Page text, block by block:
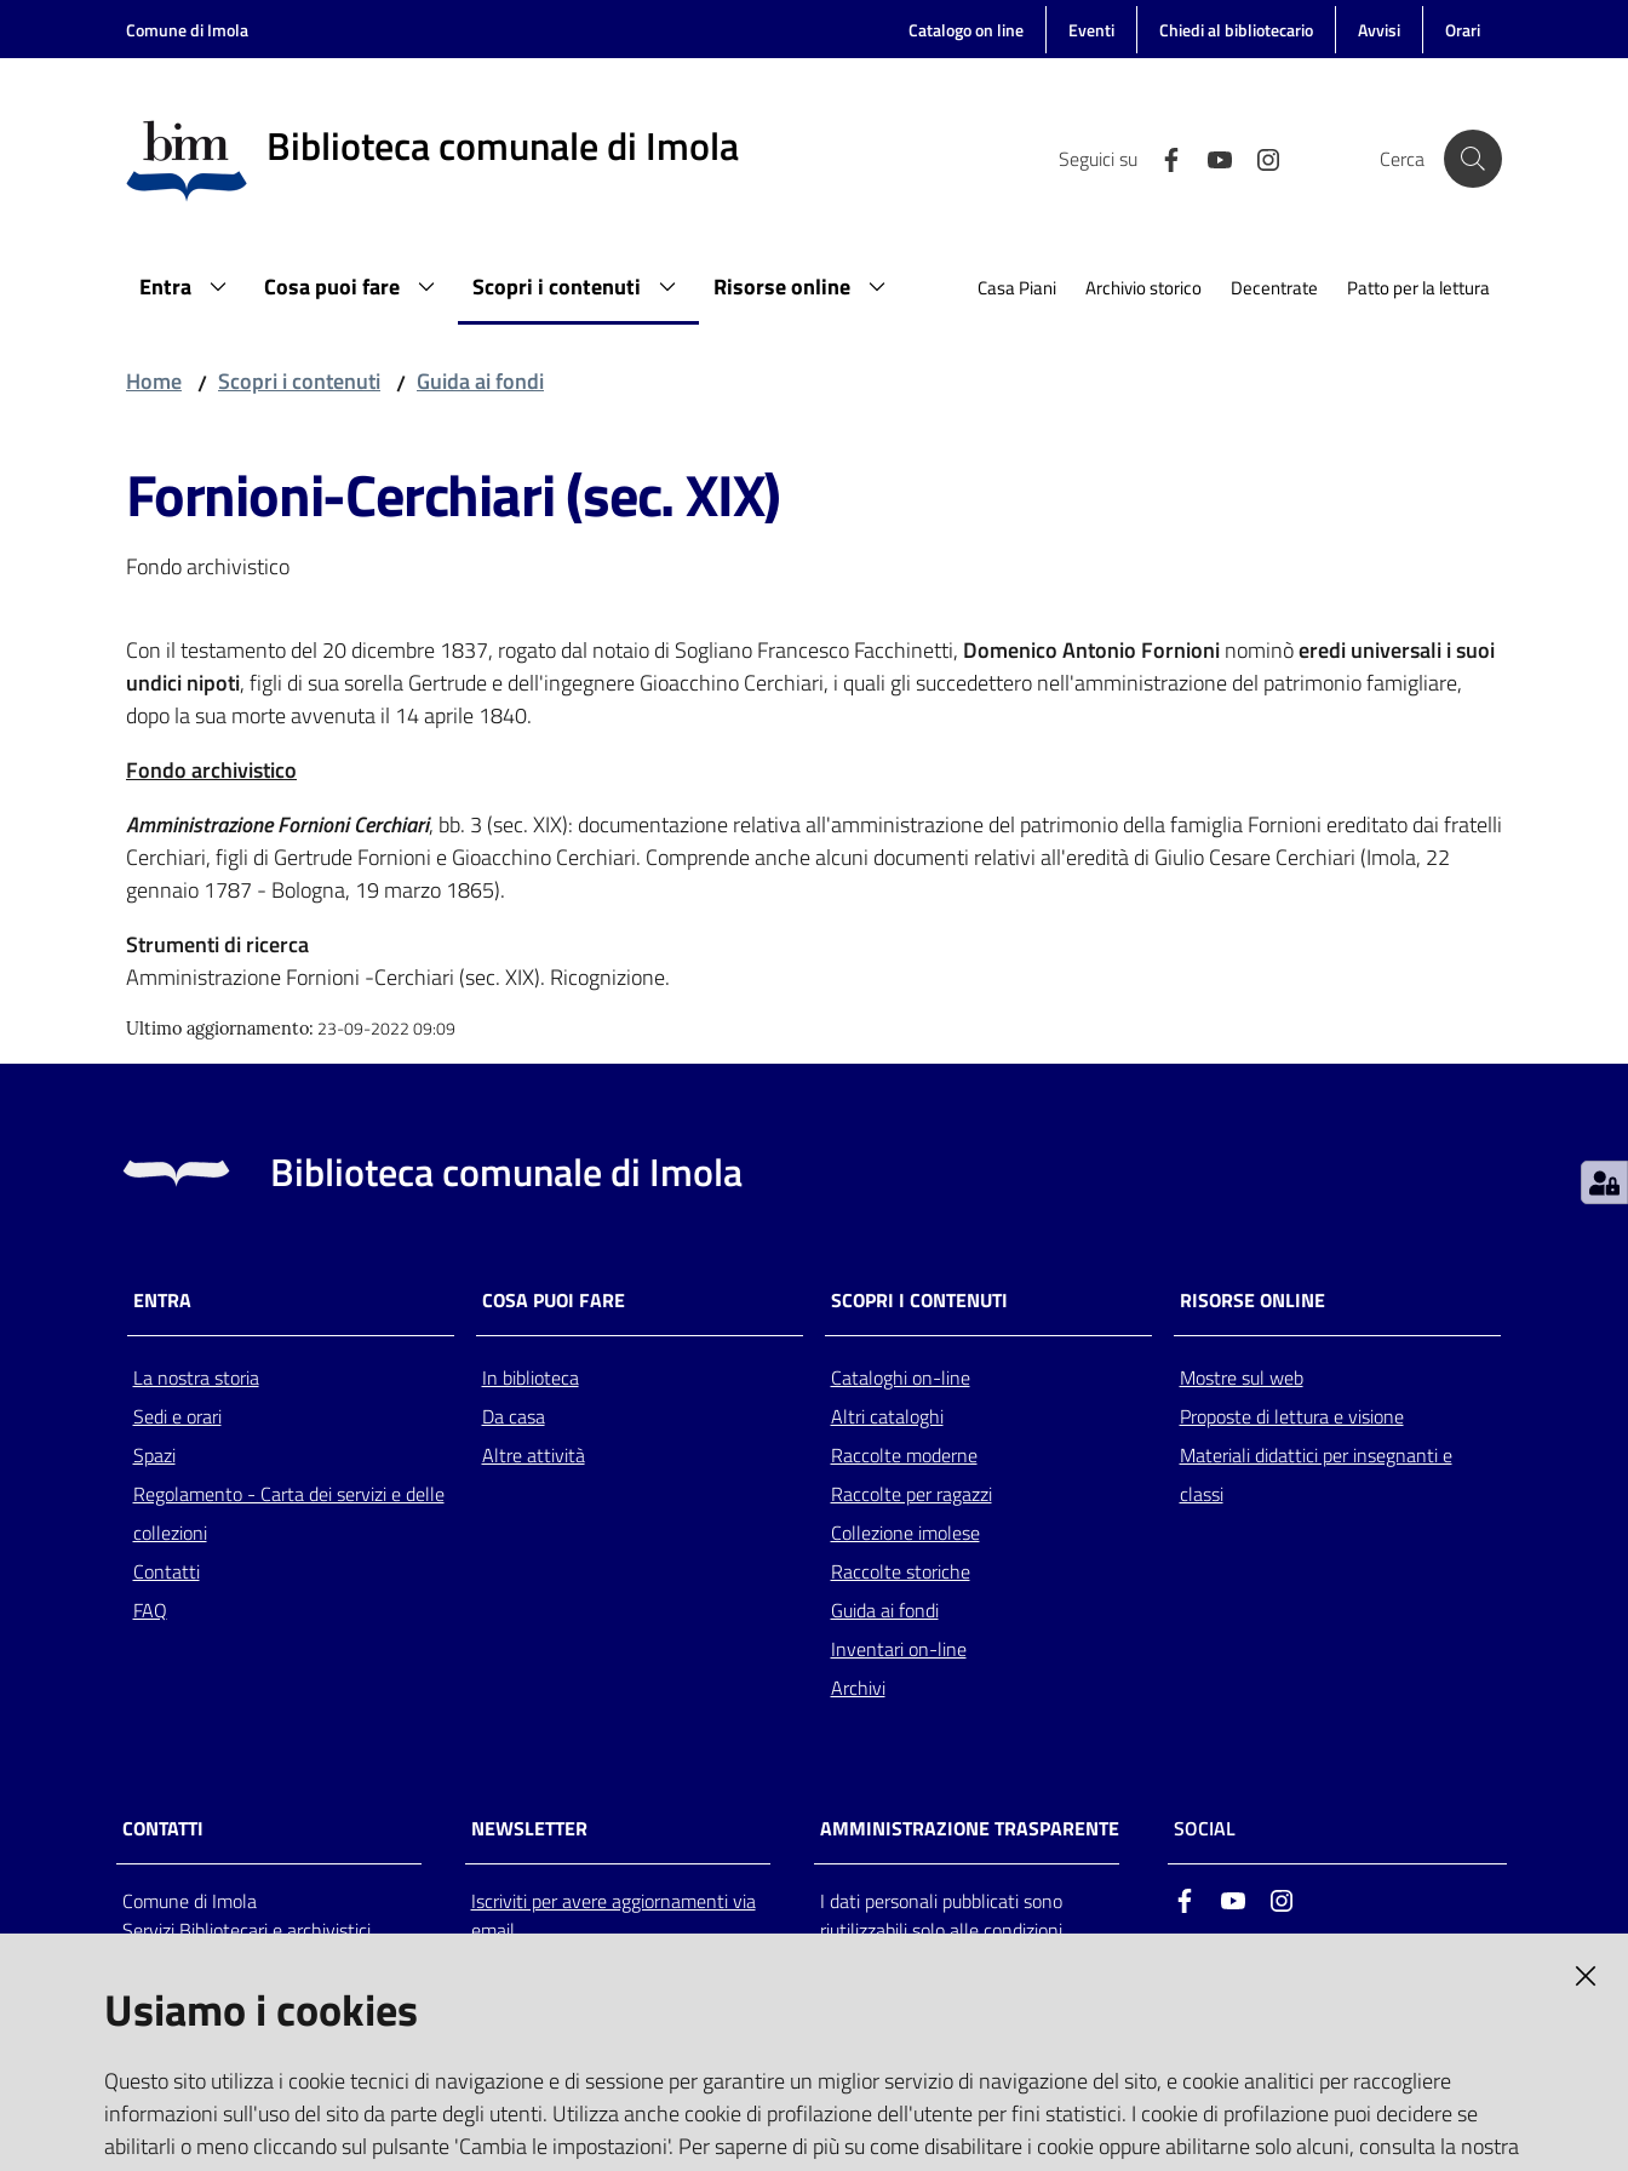
Vai al contenuto
Vai alla navigazione
Comune di Imola Catalogo on line Eventi Chiedi al bibliotecario Avvisi Orari
Biblioteca comunale di Imola Seguici su Cerca
Entra Cosa puoi fare Scopri i contenuti Risorse online Casa Piani Archivio storico Decentrate Patto per la lettura
Home / Scopri i contenuti / Guida ai fondi
Fornioni-Cerchiari (sec. XIX)
Fondo archivistico
Con il testamento del 20 dicembre 1837, rogato dal notaio di Sogliano Francesco Facchinetti, Domenico Antonio Fornioninominòeredi universali i suoi
undici nipoti, figli di sua sorella Gertrude e dell'ingegnere Gioacchino Cerchiari, i quali gli succedettero nell'amministrazione del patrimonio famigliare,
dopo la sua morte avvenuta il 14 aprile 1840.
Fondo archivistico
Amministrazione Fornioni Cerchiari, bb. 3 (sec. XIX): documentazione relativa all'amministrazione del patrimonio della famiglia Fornioni ereditato dai fratelli
Cerchiari, figli di Gertrude Fornioni e Gioacchino Cerchiari. Comprende anche alcuni documenti relativi all'eredità di Giulio Cesare Cerchiari (Imola, 22
gennaio 1787 - Bologna, 19 marzo 1865).
Strumenti di ricerca
Amministrazione Fornioni -Cerchiari (sec. XIX). Ricognizione.
Ultimo aggiornamento: 23-09-2022 09:09
Biblioteca comunale di Imola
ENTRA
La nostra storia
Sedi e orari
Spazi
Regolamento - Carta dei servizi e delle
collezioni
Contatti
FAQ
COSA PUOI FARE
In biblioteca
Da casa
Altre attività
SCOPRI I CONTENUTI
Cataloghi on-line
Altri cataloghi
Raccolte moderne
Raccolte per ragazzi
Collezione imolese
Raccolte storiche
Guida ai fondi
Inventari on-line
Archivi
RISORSE ONLINE
Mostre sul web
Proposte di lettura e visione
Materiali didattici per insegnanti e
classi
CONTATTI
Comune di Imola
Servizi Bibliotecari e archivistici
Italia
centralino: tel 0542.6026.36 fax
bim@comune.imola.bo.it
PEC
comune.imola@cert.provincia.bo.it
P.IVA 00523381200
NEWSLETTER
Iscriviti per avere aggiornamenti via
email
AMMINISTRAZIONE TRASPARENTE
I dati personali pubblicati sono
riutilizzabili solo alle condizioni
SOCIAL
FacebookYoutube
Usiamo i cookies
Questo sito utilizza i cookie tecnici di navigazione e di sessione per garantire un miglior servizio di navigazione del sito, e cookie analitici per raccogliere
informazioni sull'uso del sito da parte degli utenti. Utilizza anche cookie di profilazione dell'utente per fini statistici. I cookie di profilazione puoi decidere se
abilitarli o meno cliccando sul pulsante 'Cambia le impostazioni'. Per saperne di più su come disabilitare i cookie oppure abilitarne solo alcuni, consulta la nostra